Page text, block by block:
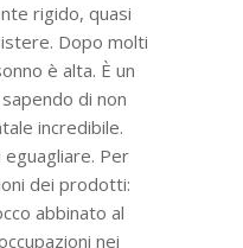
rigido, quasi
Dopo molti
è alta. È un
di non
incredibile.
Per
dei prodotti:
abbinato al
nei